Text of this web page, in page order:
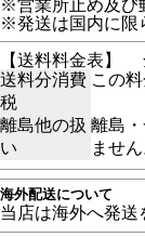
※営業所止め及び
※発送は国内に限
【送料料金表】
送料分消費
税
この
離島他の扱
い
離島
ません
海外配送について
当店は海外へ発送